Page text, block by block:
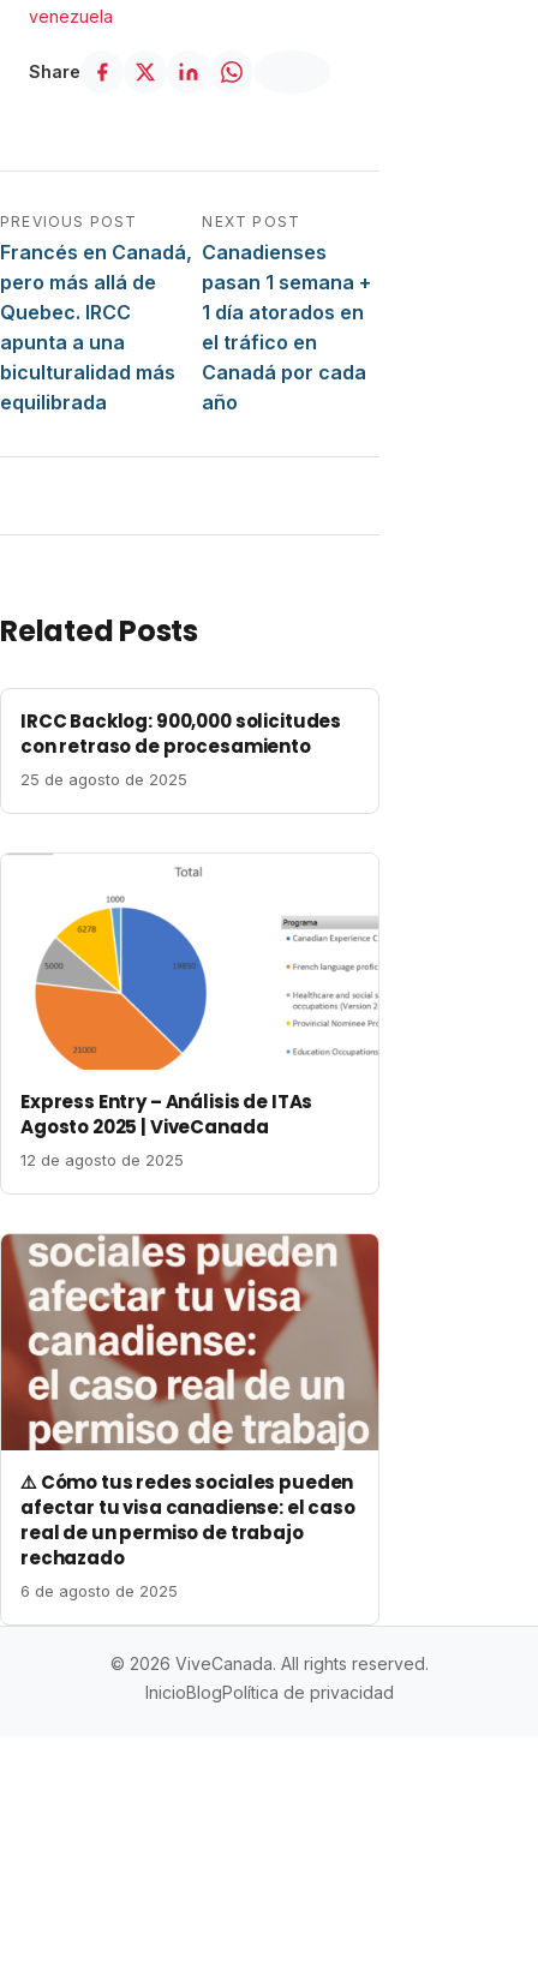
venezuela
Share
Navegación de entradas
PREVIOUS POST
Francés en Canadá,
pero más allá de
Quebec. IRCC
apunta a una
biculturalidad más
equilibrada
NEXT POST
Canadienses
pasan 1 semana +
1 día atorados en
el tráfico en
Canadá por cada
año
Related Posts
IRCC Backlog: 900,000 solicitudes
con retraso de procesamiento
25 de agosto de 2025
Express Entry – Análisis de ITAs
Agosto 2025 | ViveCanada
12 de agosto de 2025
⚠️ Cómo tus redes sociales pueden
afectar tu visa canadiense: el caso
real de un permiso de trabajo
rechazado
6 de agosto de 2025
© 2026 ViveCanada. All rights reserved.
InicioBlogPolítica de privacidad